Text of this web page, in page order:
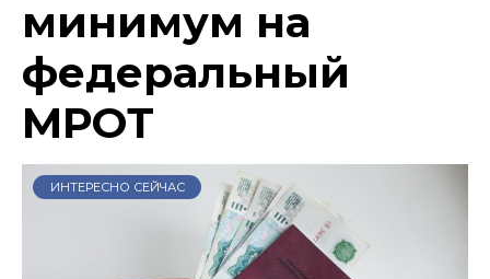
минимум на
федеральный
МРОТ
ИНТЕРЕСНО СЕЙЧАС